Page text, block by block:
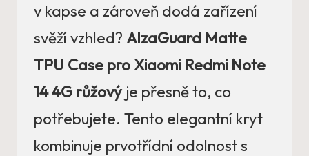
v kapse a zároveň dodá zařízení
svěží vzhled? AlzaGuard Matte
TPU Case pro Xiaomi Redmi Note
14 4G růžový je přesně to, co
potřebujete. Tento elegantní kryt
kombinuje prvotřídní odolnost s